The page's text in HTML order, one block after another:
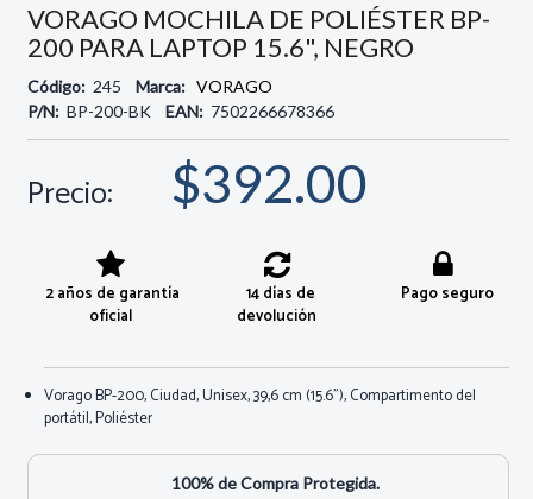
VORAGO MOCHILA DE POLIÉSTER BP-
200 PARA LAPTOP 15.6", NEGRO
Código: 245 Marca: VORAGO
P/N: BP-200-BK EAN: 7502266678366
Precio: $392.00
2 años de garantía
oficial
14 días de
devolución
Pago seguro
Vorago BP-200, Ciudad, Unisex, 39,6 cm (15.6"), Compartimento del
portátil, Poliéster
100% de Compra Protegida.